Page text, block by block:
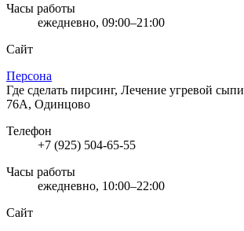
Часы работы
ежедневно, 09:00–21:00
Сайт
Персона
Где сделать пирсинг, Лечение угревой сыпи
76А, Одинцово
Телефон
+7 (925) 504-65-55
Часы работы
ежедневно, 10:00–22:00
Сайт